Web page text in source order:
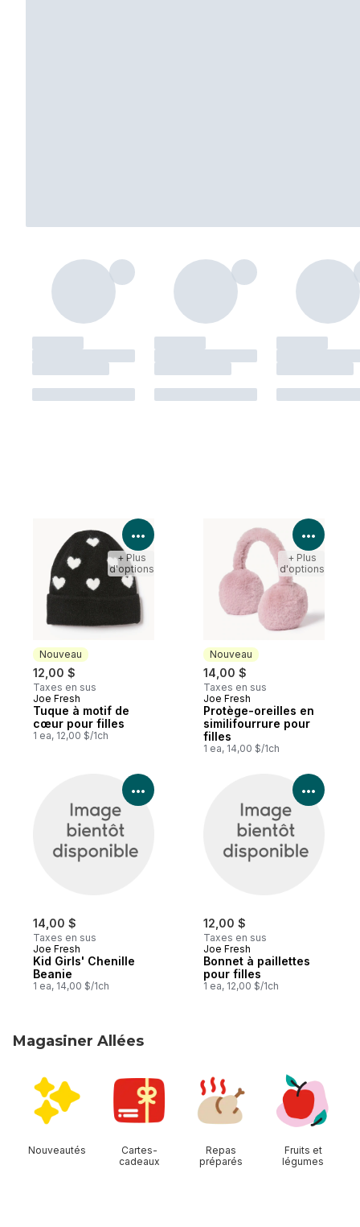
Nouveau
12,00 $
Taxes en sus
Nouveau
Joe Fresh
Tuque à motif de
cœur pour filles
1 ea, 12,00 $/1ch
Voir les détails du produit
+ Plus
d'options
Nouveau
14,00 $
Taxes en sus
Nouveau
Joe Fresh
Protège-oreilles en
similifourrure pour
filles
1 ea, 14,00 $/1ch
Voir
+ Plus
d'options
14,00 $
Taxes en sus
Joe Fresh
Kid Girls' Chenille
Beanie
1 ea, 14,00 $/1ch
Voir les détails du produit
12,00 $
Taxes en sus
Joe Fresh
Bonnet à paillettes
pour filles
1 ea, 12,00 $/1ch
Voir
Magasiner Allées
Nouveautés
Cartes-
cadeaux
Repas
préparés
Fruits et
légumes